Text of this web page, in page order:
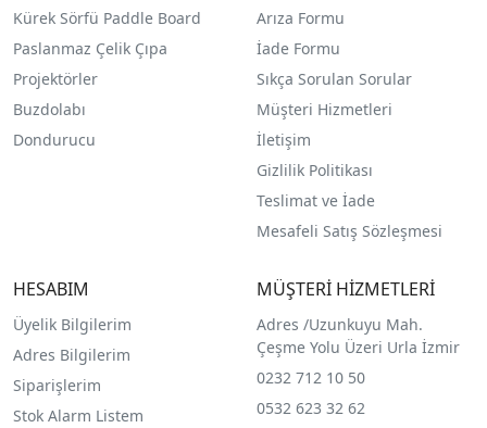
Kürek Sörfü Paddle Board
Paslanmaz Çelik Çıpa
Projektörler
Buzdolabı
Dondurucu
Arıza Formu
İade Formu
Sıkça Sorulan Sorular
Müşteri Hizmetleri
İletişim
Gizlilik Politikası
Teslimat ve İade
Mesafeli Satış Sözleşmesi
HESABIM
Üyelik Bilgilerim
Adres Bilgilerim
Siparişlerim
Stok Alarm Listem
MÜŞTERİ HİZMETLERİ
Adres /Uzunkuyu Mah.
Çeşme Yolu Üzeri Urla İzmir
0232 712 10 50
0532 623 32 62